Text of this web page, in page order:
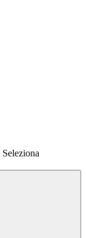
Seleziona